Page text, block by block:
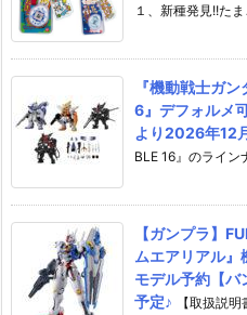
１、新種発見!!た
『機動戦士ガ
6』デフォルメ
より2026年12
BLE 16』のライン
【ガンプラ】
ムエアリアル』
モデル予約【
予定♪
【取扱説